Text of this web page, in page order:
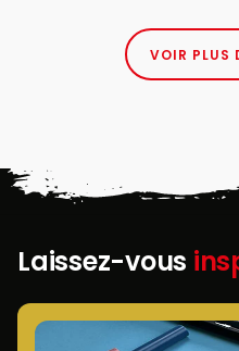
VOIR PLUS
Laissez-vous